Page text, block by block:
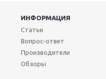
ИНФОРМАЦИЯ
Статьи
Вопрос-ответ
Производители
Обзоры